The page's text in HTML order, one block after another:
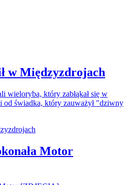
w Międzyzdrojach
wieloryba, który zabłąkał się w
od świadka, który zauważył "dziwny
Motor